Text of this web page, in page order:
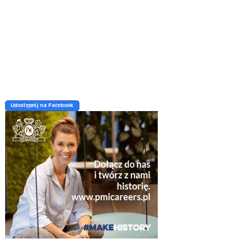
Udostępnij na Facebook